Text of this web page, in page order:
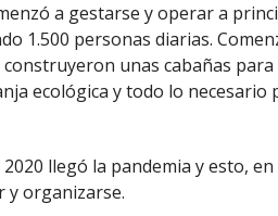
a gestarse y operar a
1.500 personas diarias.
unas cabañas para
ecológica y todo lo necesario
llegó la pandemia y esto,
y organizarse.